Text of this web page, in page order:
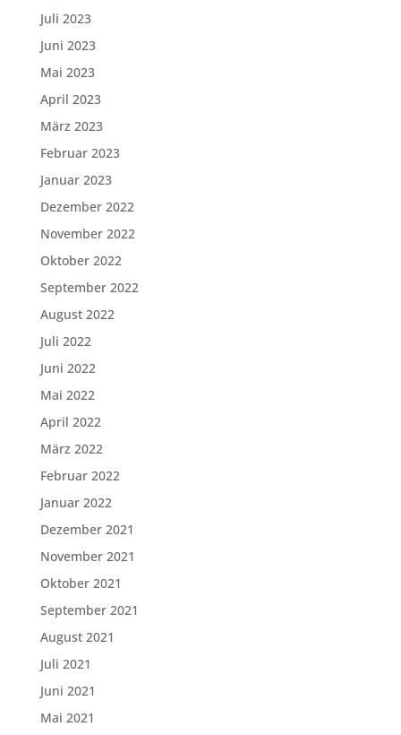
Juli 2023
Juni 2023
Mai 2023
April 2023
März 2023
Februar 2023
Januar 2023
Dezember 2022
November 2022
Oktober 2022
September 2022
August 2022
Juli 2022
Juni 2022
Mai 2022
April 2022
März 2022
Februar 2022
Januar 2022
Dezember 2021
November 2021
Oktober 2021
September 2021
August 2021
Juli 2021
Juni 2021
Mai 2021